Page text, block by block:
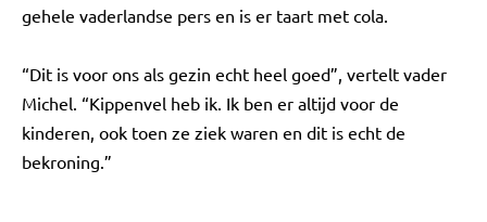
gehele vaderlandse pers en is er taart met cola.
“Dit is voor ons als gezin echt heel goed”, vertelt vader
Michel. “Kippenvel heb ik. Ik ben er altijd voor de
kinderen, ook toen ze ziek waren en dit is echt de
bekroning.”